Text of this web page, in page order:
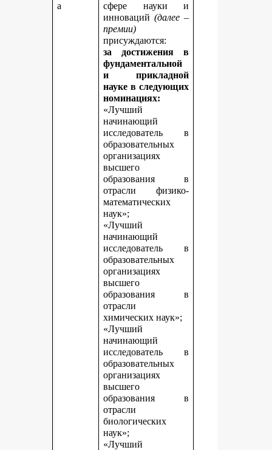
а
сфере науки и
инноваций(далее –
премии)
присуждаются:
за достижения в
фундаментальной
и прикладной
наукев следующих
номинациях:
«Лучший
начинающий
исследователь в
образовательных
организациях
высшего
образования в
отрасли физико-
математических
наук»;
«Лучший
начинающий
исследователь в
образовательных
организациях
высшего
образования в
отрасли
химических наук»;
«Лучший
начинающий
исследователь в
образовательных
организациях
высшего
образования в
отрасли
биологических
наук»;
«Лучший